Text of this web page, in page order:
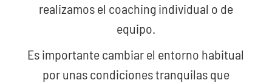
realizamos el coaching individual o de
equipo.
Es importante cambiar el entorno habitual
por unas condiciones tranquilas que